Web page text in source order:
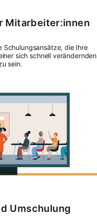
Mitarbeiter:innen
Schulungsansätze, die Ihre
sich schnell verändernden
sein.
Umschulung